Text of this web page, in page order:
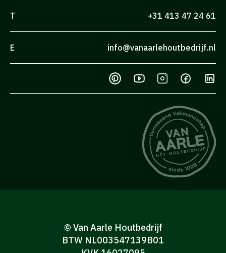
T +31 413 47 24 61
E info@vanaarlehoutbedrijf.nl
© Van Aarle Houtbedrijf
BTW NL003547139B01